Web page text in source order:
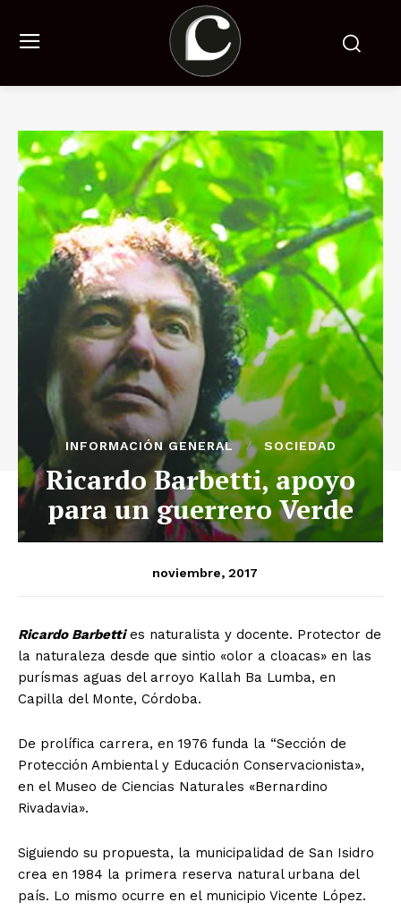
INFORMACIÓN GENERAL SOCIEDAD
Ricardo Barbetti, apoyo
para un guerrero Verde
noviembre, 2017
Ricardo Barbetties naturalista y docente. Protector de
la naturaleza desde que sintio «olor a cloacas» en las
purísmas aguas del arroyo Kallah Ba Lumba, en
Capilla del Monte, Córdoba.
De prolífica carrera, en 1976 funda la “Sección de
Protección Ambiental y Educación Conservacionista»,
en el Museo de Ciencias Naturales «Bernardino
Rivadavia».
Siguiendo su propuesta, la municipalidad de San Isidro
crea en 1984 la primera reserva natural urbana del
país. Lo mismo ocurre en el municipio Vicente López.